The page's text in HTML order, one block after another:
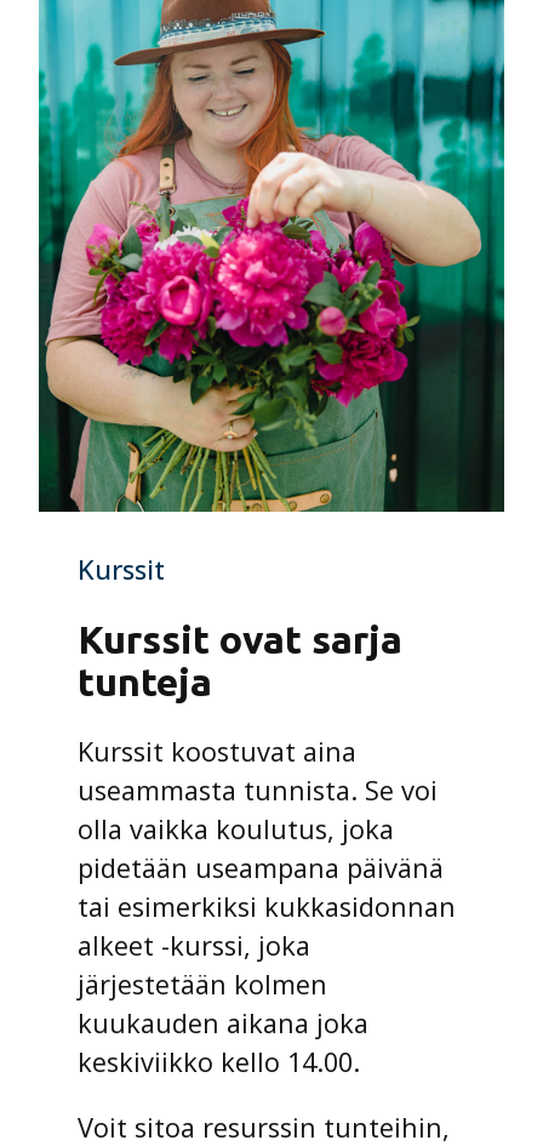
Kurssit
Kurssit ovat sarja
tunteja
Kurssit koostuvat aina
useammasta tunnista. Se voi
olla vaikka koulutus, joka
pidetään useampana päivänä
tai esimerkiksi kukkasidonnan
alkeet -kurssi, joka
järjestetään kolmen
kuukauden aikana joka
keskiviikko kello 14.00.
Voit sitoa resurssin tunteihin,